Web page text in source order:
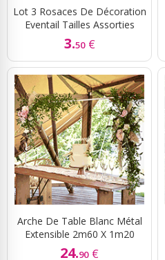
Lot 3 Rosaces De Décoration
Eventail Tailles Assorties
3.50 €
Arche De Table Blanc Métal
Extensible 2m60 X 1m20
24.90 €